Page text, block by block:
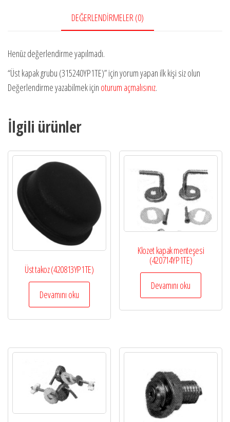
DEĞERLENDIRMELER (0)
Henüz değerlendirme yapılmadı.
“Üst kapak grubu (315240YP1TE)” için yorum yapan ilk kişi siz olun
Değerlendirme yazabilmek için oturum açmalısınız.
İlgili ürünler
Üst takoz (420813YP1TE)
Devamını oku
Klozet kapak menteşesi
(420714YP1TE)
Devamını oku